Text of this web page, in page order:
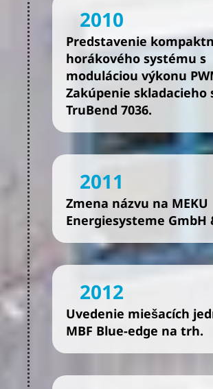
2010
Predstavenie
horákového systému s
moduláciou výkonu
Zakúpenie skladacieho
TruBend 7036.
2011
Zmena názvu na MEKU
Energiesysteme GmbH
2012
Uvedenie miešacích
MBF Blue-edge na trh.